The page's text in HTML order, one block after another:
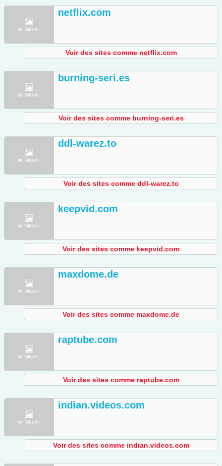
netflix.com
Voir des sites comme netflix.com
burning-seri.es
Voir des sites comme burning-seri.es
ddl-warez.to
Voir des sites comme ddl-warez.to
keepvid.com
Voir des sites comme keepvid.com
maxdome.de
Voir des sites comme maxdome.de
raptube.com
Voir des sites comme raptube.com
indian.videos.com
Voir des sites comme indian.videos.com